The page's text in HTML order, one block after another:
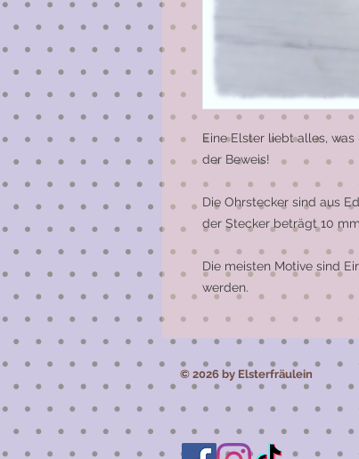
Eine Elster liebt alles,
der Beweis!
Die Ohrstecker sind aus
der Stecker beträgt 10
Die meisten Motive sind
werden.
© 2026 by Elsterfräulein